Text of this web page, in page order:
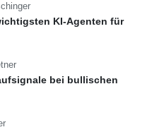
KI-Agenten für
bei bullischen